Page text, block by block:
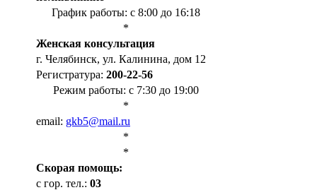
График работы: с 8:00 до 16:18
*
Женская консультация
г. Челябинск, ул. Калинина, дом 12
Регистратура: 200-22-56
Режим работы: с 7:30 до 19:00
*
email: gkb5@mail.ru
*
*
Cкорая помощь:
с гор. тел.: 03